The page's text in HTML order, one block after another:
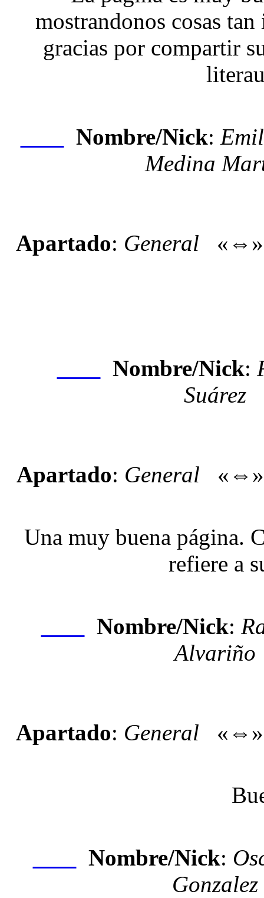
mostrandonos cosas
gracias por compartir
Nombre/Nick:
Medina
Apartado: General
Nombre/Nick:
Suárez
Apartado: General
Una muy buena página.
refiere a
Nombre/Nick:
Alvariño
Apartado: General
Nombre/Nick:
Gonzalez